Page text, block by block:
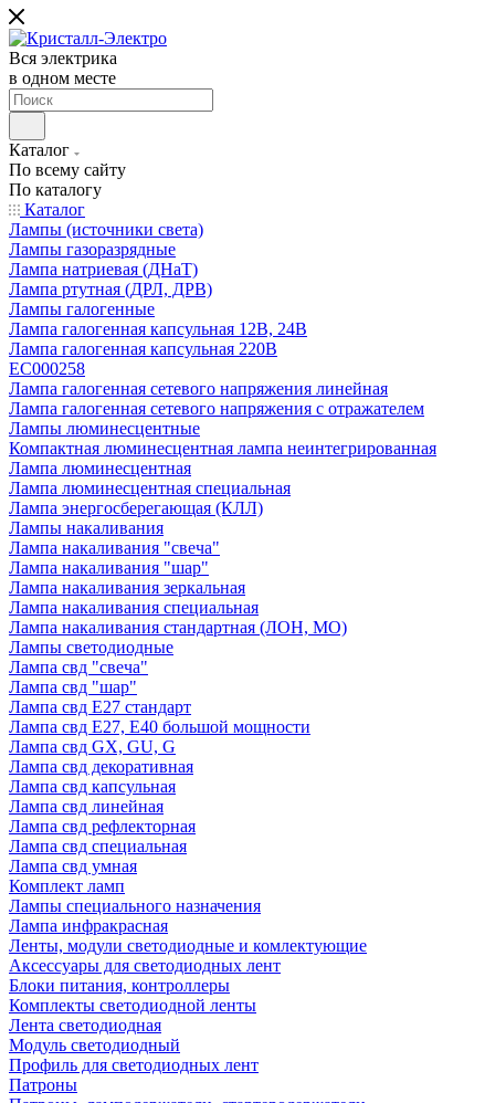
Вся электрика
в одном месте
Каталог
По всему сайту
По каталогу
Каталог
Лампы (источники света)
Лампы газоразрядные
Лампа натриевая (ДНаТ)
Лампа ртутная (ДРЛ, ДРВ)
Лампы галогенные
Лампа галогенная капсульная 12В, 24В
Лампа галогенная капсульная 220В
EC000258
Лампа галогенная сетевого напряжения линейная
Лампа галогенная сетевого напряжения с отражателем
Лампы люминесцентные
Компактная люминесцентная лампа неинтегрированная
Лампа люминесцентная
Лампа люминесцентная специальная
Лампа энергосберегающая (КЛЛ)
Лампы накаливания
Лампа накаливания "свеча"
Лампа накаливания "шар"
Лампа накаливания зеркальная
Лампа накаливания специальная
Лампа накаливания стандартная (ЛОН, МО)
Лампы светодиодные
Лампа свд "свеча"
Лампа свд "шар"
Лампа свд E27 стандарт
Лампа свд E27, Е40 большой мощности
Лампа свд GX, GU, G
Лампа свд декоративная
Лампа свд капсульная
Лампа свд линейная
Лампа свд рефлекторная
Лампа свд специальная
Лампа свд умная
Комплект ламп
Лампы специального назначения
Лампа инфракрасная
Ленты, модули светодиодные и комлектующие
Аксессуары для светодиодных лент
Блоки питания, контроллеры
Комплекты светодиодной ленты
Лента светодиодная
Модуль светодиодный
Профиль для светодиодных лент
Патроны